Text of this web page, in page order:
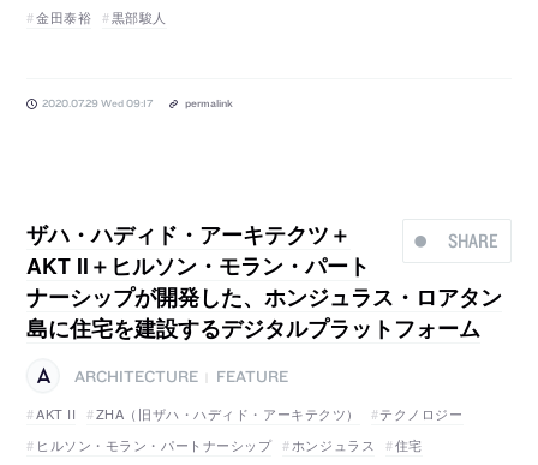
金田泰裕
黒部駿人
2020.07.29 Wed 09:17 permalink
SHARE
ザハ・ハディド・アーキテクツ＋
AKT II＋ヒルソン・モラン・パート
ナーシップが開発した、ホンジュラス・ロアタン
島に住宅を建設するデジタルプラットフォーム
ARCHITECTURE
FEATURE
AKT II
ZHA（旧ザハ・ハディド・アーキテクツ）
テクノロジー
ヒルソン・モラン・パートナーシップ
ホンジュラス 住宅